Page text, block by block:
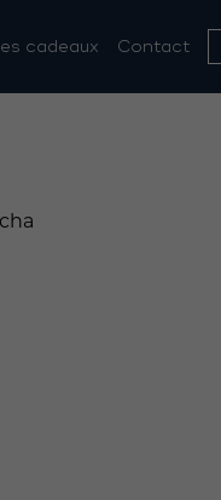
cadeaux Contact